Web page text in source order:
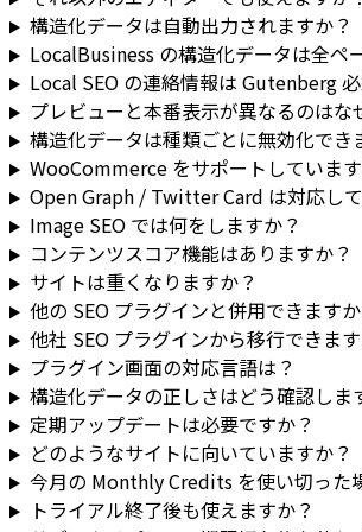
構造化データは自動出力されますか？
LocalBusiness の構造化データは全ペ
Local SEO の連絡情報は Gutenberg
プレビューと本番表示が異なるのはな
構造化データは種類ごとに無効化でき
WooCommerce をサポートしていま
Open Graph / Twitter Card は対応し
Image SEO では何をしますか？
コンテンツスコア機能はありますか？
サイトは重くなりますか？
他の SEO プラグインと併用できますか
他社 SEO プラグインから移行できま
プラグイン画面の対応言語は？
構造化データの正しさはどう確認しま
定期アップデートは必要ですか？
どのようなサイトに向いていますか？
今月の Monthly Credits を使い切った
トライアル終了後も使えますか？